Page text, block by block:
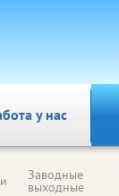
у нас
Заводные
выходные